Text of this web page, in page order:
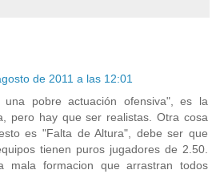
de 2011 a las 12:01
una pobre actuación ofensiva", es la
pero hay que ser realistas. Otra cosa
es "Falta de Altura", debe ser que
tienen puros jugadores de 2.50.
mala formacion que arrastran todos